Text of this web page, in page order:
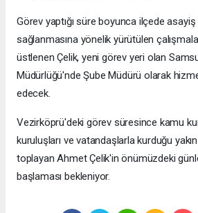
Görev yaptığı süre boyunca ilçede
sağlanmasına yönelik yürütülen
üstlenen Çelik, yeni görev yeri olan
Müdürlüğü'nde Şube Müdürü olarak
edecek.
Vezirköprü'deki görev süresince kamu
kuruluşları ve vatandaşlarla kurduğu
toplayan Ahmet Çelik'in önümüzdeki
başlaması bekleniyor.